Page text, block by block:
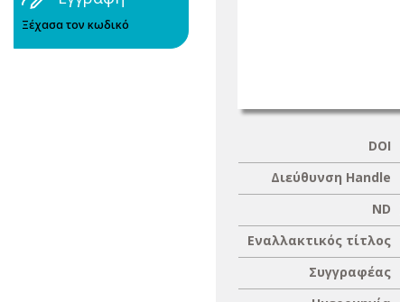
Ξέχασα τον κωδικό
DOI
Διεύθυνση Handle
ND
Εναλλακτικός τίτλος
Συγγραφέας